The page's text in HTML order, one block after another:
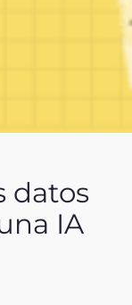
datos
IA